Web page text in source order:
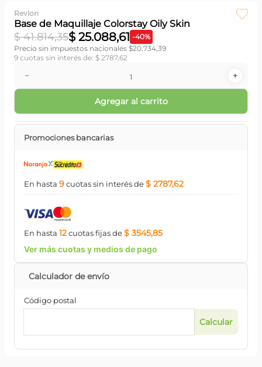
Revlon
Base de Maquillaje Colorstay Oily Skin
$ 41.814,35$ 25.088,61 -40%
Precio sin impuestos nacionales $20.734,39
9 cuotas sin interés de: $ 2787,62
＋
－
Agregar al carrito
Promociones bancarias
En hasta 9cuotassin interésde$ 2787,62
En hasta 12cuotasfijasde$ 3545,85
Ver más cuotas y medios de pago
Código postal